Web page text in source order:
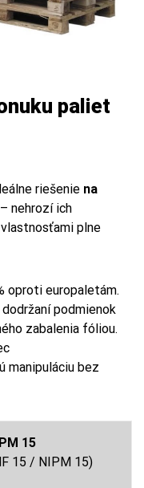
paliet
riešenie na
– nehrozí ich
plne
oproti europaletám.
podmienok
zabalenia fóliou.
manipuláciu bez
15
15 / NIPM 15)